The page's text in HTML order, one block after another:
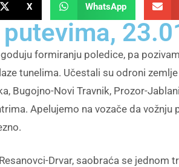
X WhatsApp
formiranju poledice, pa
tunelima. Učestali su odroni
Bugojno-Novi Travnik, Prozor-
Apelujemo na vozače da
Drvar, saobraća se jednom